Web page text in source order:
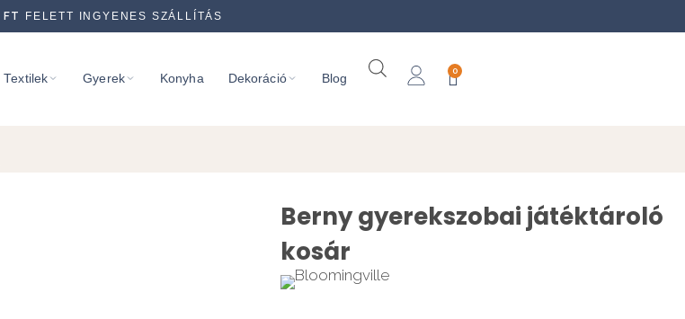
FT FELETT INGYENES SZÁLLÍTÁS
Textilek Gyerek Konyha Dekoráció Blog
0
Berny gyerekszobai játéktároló
kosár